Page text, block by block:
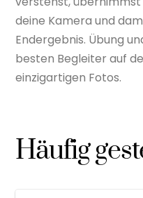
deine Kamera und
Endergebnis. Übung
besten Begleiter auf
einzigartigen Fotos.
Häufig